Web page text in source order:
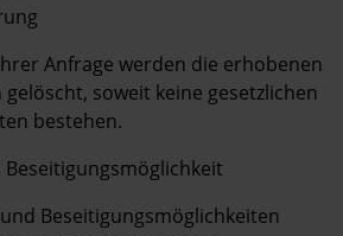
Anfrage werden die erhobenen
soweit keine gesetzlichen
bestehen.
Beseitigungsmöglichkeiten